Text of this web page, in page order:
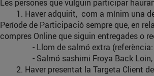
Les persones que vulguin participar
1. Haver adquirit, com a mínim una de
Període de Participació sempre que, en
compres Online que siguin entregades o
- Llom de salmó extra (referència:
- Salmó sashimi Froya Back Loin,
2. Haver presentat la Targeta Client de